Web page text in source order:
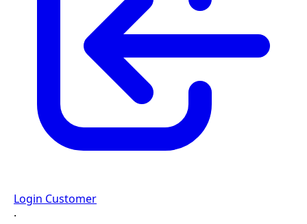
Login Customer
·